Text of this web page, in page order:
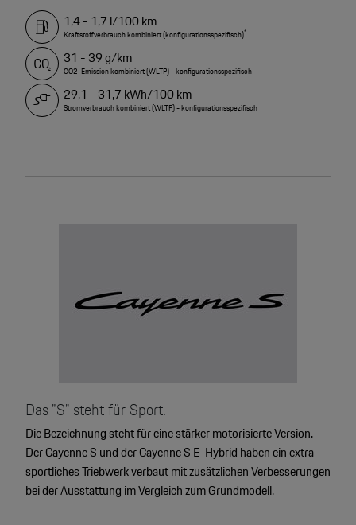
1,4 - 1,7 l/100 km
Kraftstoffverbrauch kombiniert (konfigurationsspezifisch)*
31 - 39 g/km
CO2-Emission kombiniert (WLTP) - konfigurationsspezifisch
29,1 - 31,7 kWh/100 km
Stromverbrauch kombiniert (WLTP) - konfigurationsspezifisch
Das "S" steht für Sport.
Die Bezeichnung steht für eine stärker motorisierte Version.
Der Cayenne S und der Cayenne S E-Hybrid haben ein extra
sportliches Triebwerk verbaut mit zusätzlichen Verbesserungen
bei der Ausstattung im Vergleich zum Grundmodell.